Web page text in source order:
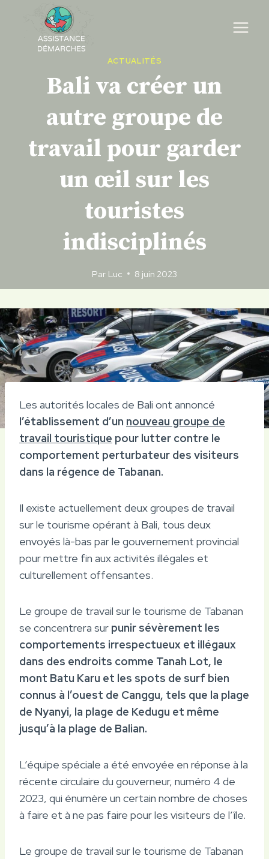
content
ACTUALITÉS
Bali va créer un
autre groupe de
travail pour garder
un œil sur les
touristes
indisciplinés
Par Luc 8 juin 2023
Les autorités locales de Bali ont annoncé
l’établissement d’un nouveau groupe de
travail touristique pour lutter contre le
comportement perturbateur des visiteurs
dans la régence de Tabanan.
Il existe actuellement deux groupes de travail
sur le tourisme opérant à Bali, tous deux
envoyés là-bas par le gouvernement provincial
pour mettre fin aux activités illégales et
culturellement offensantes.
Le groupe de travail sur le tourisme de Tabanan
se concentrera sur punir sévèrement les
comportements irrespectueux et illégaux
dans des endroits comme Tanah Lot, le
mont Batu Karu et les spots de surf bien
connus à l’ouest de Canggu, tels que la plage
de Nyanyi, la plage de Kedugu et même
jusqu’à la plage de Balian.
L’équipe spéciale a été envoyée en réponse à la
récente circulaire du gouverneur, numéro 4 de
2023, qui énumère un certain nombre de choses
à faire et à ne pas faire pour les visiteurs de l’île.
Le groupe de travail sur le tourisme de Tabanan